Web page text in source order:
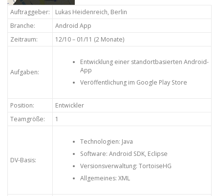
Auftraggeber:
Lukas Heidenreich, Berlin
Branche:
Android App
Zeitraum:
12/10 – 01/11 (2 Monate)
Aufgaben:
Entwicklung einer standortbasierten Android-
App
Veröffentlichung im Google Play Store
Position:
Entwickler
Teamgröße:
1
DV-Basis:
Technologien: Java
Software: Android SDK, Eclipse
Versionsverwaltung: TortoiseHG
Allgemeines: XML